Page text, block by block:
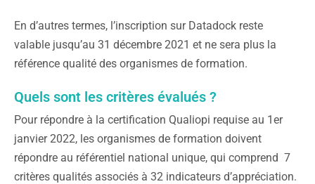
En d’autres termes, l’inscription sur Datadock reste
valable jusqu’au 31 décembre 2021 et ne sera plus la
référence qualité des organismes de formation.
Quels sont les critères évalués ?
Pour répondre à la certification Qualiopi requise au 1er
janvier 2022, les organismes de formation doivent
répondre au référentiel national unique, qui comprend 7
critères qualités associés à 32 indicateurs d’appréciation.